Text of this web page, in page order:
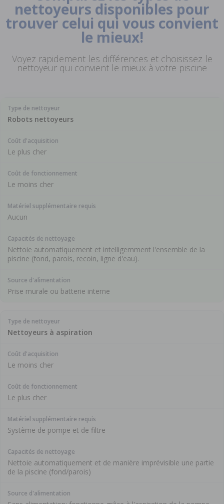
nettoyeurs disponibles pour
trouver celui qui vous convient
le mieux!
Voyez rapidement les différences et choisissez le
nettoyeur qui convient le mieux à votre piscine
Robots nettoyeurs
Le plus cher
Le moins cher
Aucun
Nettoie automatiquement et intelligemment l'ensemble de la
piscine (fond, parois, recoin, ligne d'eau).
Prise murale ou batterie interne
Nettoyeurs à aspiration
Le moins cher
Le plus cher
Système de pompe et de filtre
Nettoie automatiquement et de manière imprévisible une partie
de la piscine (fond/parois)